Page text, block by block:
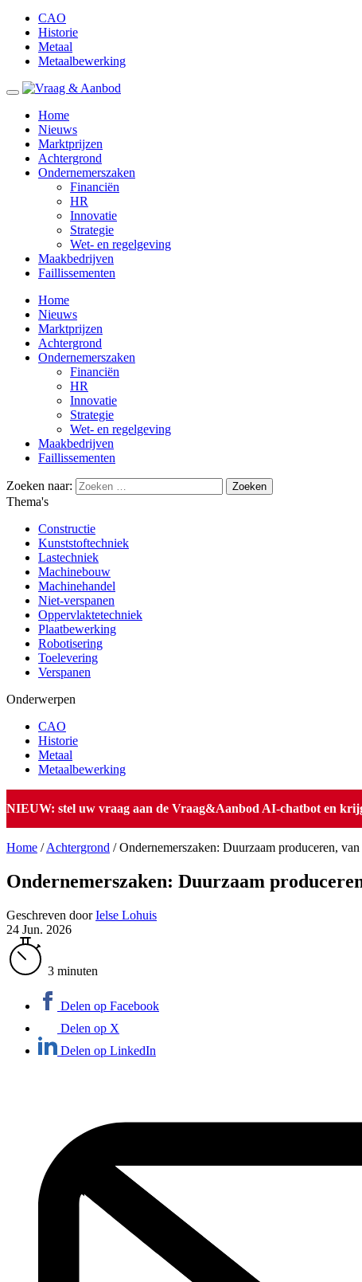
CAO
Historie
Metaal
Metaalbewerking
Home
Nieuws
Marktprijzen
Achtergrond
Ondernemerszaken
Financiën
HR
Innovatie
Strategie
Wet- en regelgeving
Maakbedrijven
Faillissementen
Home
Nieuws
Marktprijzen
Achtergrond
Ondernemerszaken
Financiën
HR
Innovatie
Strategie
Wet- en regelgeving
Maakbedrijven
Faillissementen
Zoeken naar:
Thema's
Constructie
Kunststoftechniek
Lastechniek
Machinebouw
Machinehandel
Niet-verspanen
Oppervlaktetechniek
Plaatbewerking
Robotisering
Toelevering
Verspanen
Onderwerpen
CAO
Historie
Metaal
Metaalbewerking
NIEUW: stel uw vraag aan de Vraag&Aanbod AI-chatbot en
Home /Achtergrond /Ondernemerszaken: Duurzaam produceren,
Ondernemerszaken: Duurzaam
Geschreven doorIelse Lohuis
24 Jun. 2026
3 minuten
Delen op Facebook
Delen op X
Delen op LinkedIn